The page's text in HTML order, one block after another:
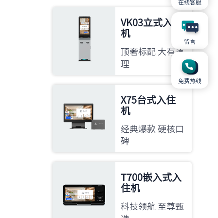
VK03立式入住
机
顶奢标配 大有道
理
X75台式入住
机
经典爆款 硬核口
碑
T700嵌入式入
住机
科技领航 至尊甄
在线客服
留言
免费热线